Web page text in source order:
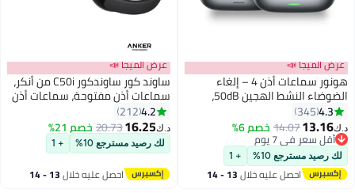
الميجا 📣
هونور سماعات أذن 4 – إلغاء
الضوضاء النشط الهجين 50dB،
تيتانيوم مزدوجة، عمر
ساعة
345
14.07خصم 6%
سعر في 7 يوم
سعر في 7 يوم
مسترجع 10% + 1
احصل عليه خلال 13 - 14
عرض الميجا 📣
ساوند كور ساوندكور C50i من أنكر،
سماعات أذن مفتوحة، سماعات أذن
قابلة للتعليق، راحة فائقة، تصميم
فليكسي كليب، محركات 12 مم
لصوت جهير قوي، مكالمات واضحة
بالذكاء الاصطناعي، 28 ساعة من
وقت التشغيل، ملائمة آمنة، دقة
عالية، IP55، بلوتوث 6.0
4.2
212
16.25
20.73خصم 21%
لك رصيد مسترجع 10% + 1
احصل عليه خلال 13 - 14